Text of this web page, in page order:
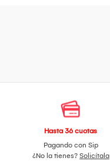
Hasta 36 cuotas
Pagando con Sip
¿No la tienes? Solicítala